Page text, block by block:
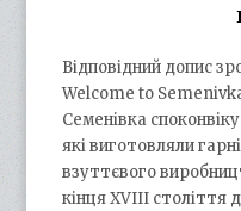
Відповідний допис
Welcome to
Семенівка
які виготовляли
взуттєвого
кінця XVIII століття